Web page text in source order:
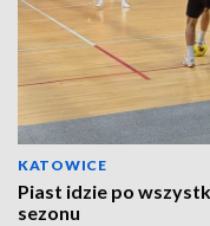
KATOWICE
Piast idzie po
sezonu